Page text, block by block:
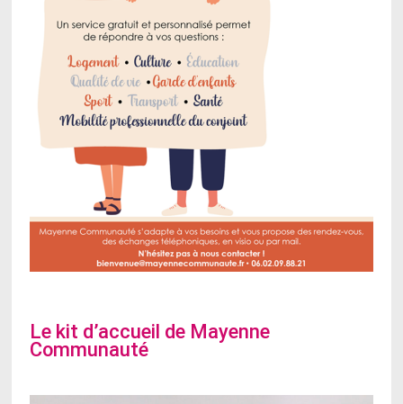
Le kit d’accueil de Mayenne
Communauté